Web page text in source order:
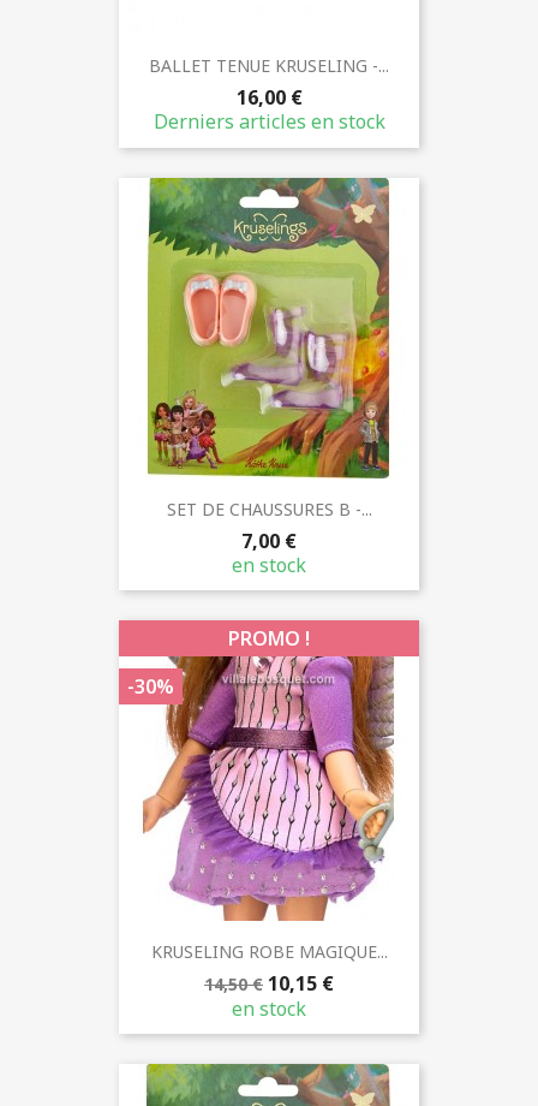
BALLET TENUE KRUSELING -...
16,00 €
Derniers articles en stock
SET DE CHAUSSURES B -...
7,00 €
en stock
KRUSELING ROBE MAGIQUE...
14,50 € 10,15 €
en stock
PROMO !
-30%